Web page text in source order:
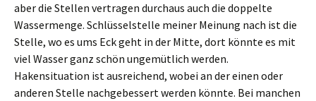
aber die Stellen vertragen durchaus auch die doppelte
Wassermenge. Schlüsselstelle meiner Meinung nach ist die
Stelle, wo es ums Eck geht in der Mitte, dort könnte es mit
viel Wasser ganz schön ungemütlich werden.
Hakensituation ist ausreichend, wobei an der einen oder
anderen Stelle nachgebessert werden könnte. Bei manchen